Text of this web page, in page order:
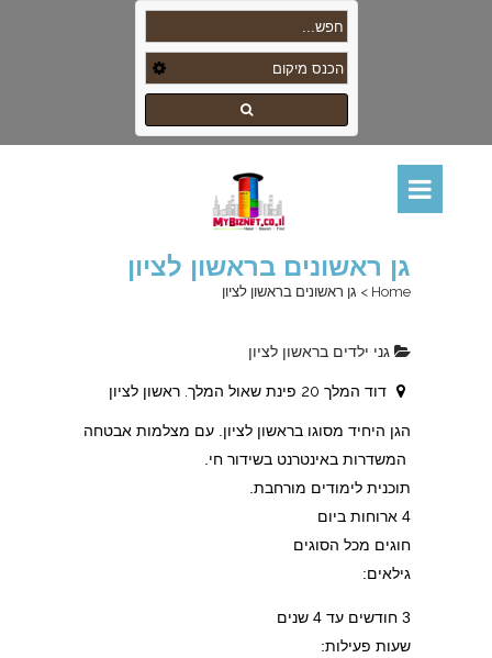
גן ראשונים בראשון לציון
Home
> גן ראשונים בראשון לציון
גני ילדים בראשון לציון
דוד המלך 20 פינת שאול המלך. ראשון לציון
הגן היחיד מסוגו בראשון לציון. עם מצלמות אבטחה
המשדרות באינטרנט בשידור חי.
תוכנית לימודים מורחבת.
4 ארוחות ביום
חוגים מכל הסוגים
גילאים:
3 חודשים עד 4 שנים
שעות פעילות: